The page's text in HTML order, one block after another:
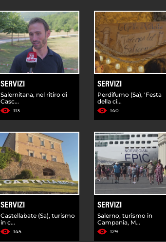
SERVIZI
Salernitana, nel ritiro di
Casc...
113
SERVIZI
Perdifumo (Sa), 'Festa
della ci...
140
SERVIZI
Castellabate (Sa), turismo
in c...
145
SERVIZI
Salerno, turismo in
Campania, M...
129